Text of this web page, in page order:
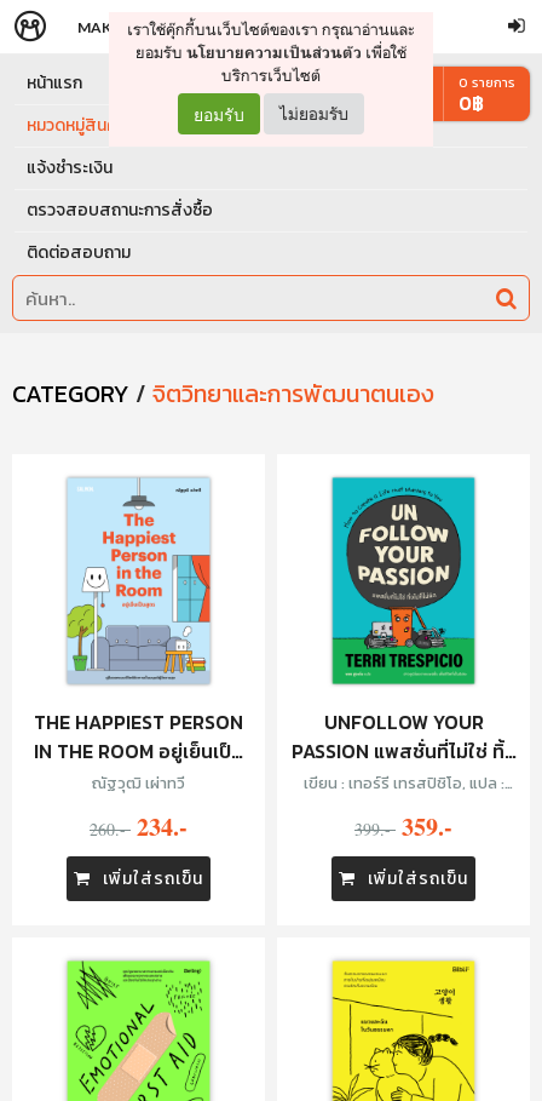
จัดการรถเข็น ดำเนินการต่อ
MAKERS STORE
เราใช้คุ๊กกี้บนเว็บไซต์ของเรา กรุณาอ่านและ
ยอมรับ นโยบายความเป็นส่วนตัว เพื่อใช้
บริการเว็บไซต์
ยอมรับ ไม่ยอมรับ
หน้าแรก
หมวดหมู่สินค้า
แจ้งชำระเงิน
ตรวจสอบสถานะการสั่งซื้อ
ติดต่อสอบถาม
0 รายการ
0฿
CATEGORY / จิตวิทยาและการพัฒนาตนเอง
THE HAPPIEST PERSON
IN THE ROOM อยู่เย็นเป็น
สูตร
ณัฐวุฒิ เผ่าทวี
260.- 234.-
เพิ่มใส่รถเข็น
UNFOLLOW YOUR
PASSION แพสชั่นที่ไม่ใช่ ทิ้ง
ไปก็ไม่ผิด
เขียน : เทอร์รี เทรสปิชิโอ, แปล :
399.- 359.-
เพิ่มใส่รถเข็น